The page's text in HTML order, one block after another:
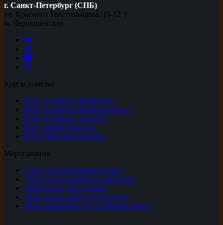
г. Санкт-Петербург (СПБ)
ул. Красного Текстильщика, 10-12 У
м. Чернышевская
Курсы сомелье
Курс «Сомелье Любитель»
Курс «Сомелье Профессионал»
Курс «Сомелье Эксперт»
Курс «Шеф Сомелье»
Курс «Мастер Сомелье»
Мероприятия
«Дегустация испанских вин»
«Дегустация крепкого алкоголя»
«Искусство дегустации»
«Как читать винную этикетку»
«Как правильно дегустировать вино»